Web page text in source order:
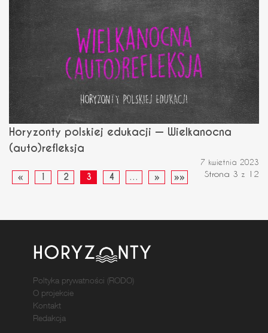
Horyzonty polskiej edukacji — Wielkanocna
(auto)refleksja
7 kwietnia 2023
Strona 3 z 12
« 1 2 3 4 … » »»
Poltyka prywatności (RODO)
O projekcie
Kontakt
Redakcja